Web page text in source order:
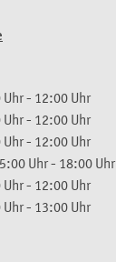
Uhr- 12:00 Uhr
Uhr- 12:00 Uhr
Uhr- 12:00 Uhr
Uhr- 18:00 Uhr
Uhr- 12:00 Uhr
Uhr- 13:00 Uhr